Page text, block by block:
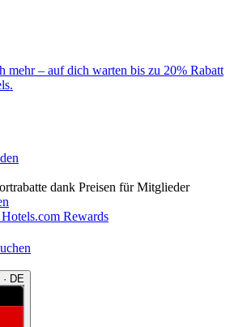
mehr – auf dich warten bis zu 20% Rabatt
dank Preisen für Mitglieder
Rewards
· DE